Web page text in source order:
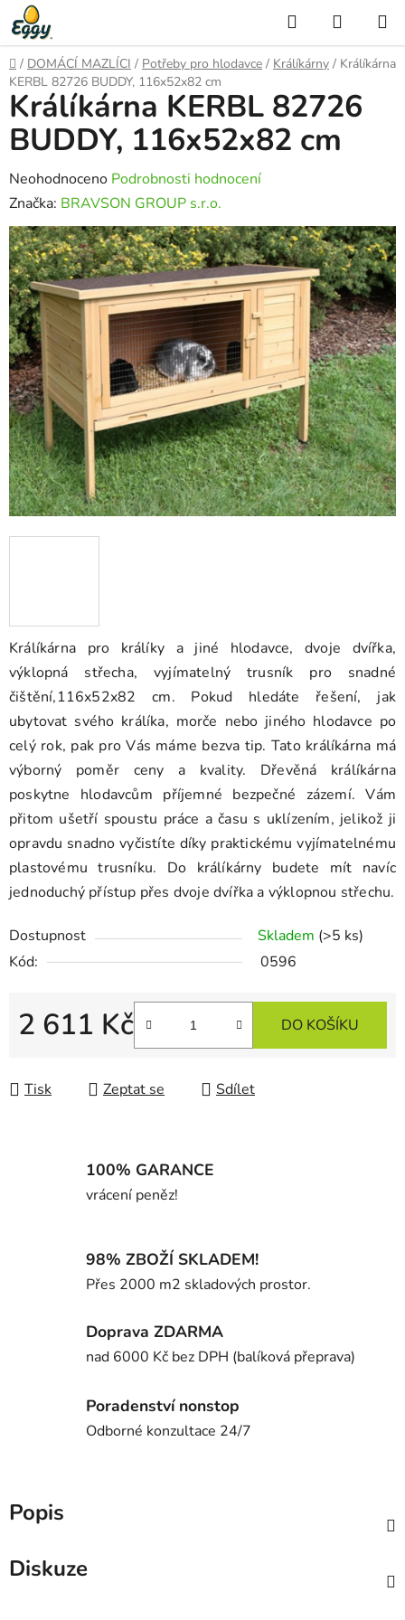
Přejít
na
obsah
Hledat
KOŠÍK
Domů
/ DOMÁCÍ MAZLÍCI / Potřeby pro hlodavce / Králíkárny / Králíkárna
KERBL 82726 BUDDY, 116x52x82 cm
Králíkárna pro králíky a jiné hlodavce, dvoje dvířka,
výklopná střecha, vyjímatelný trusník pro snadné
čištění,116x52x82 cm. Pokud hledáte řešení, jak
ubytovat svého králíka, morče nebo jiného hlodavce po
celý rok, pak pro Vás máme bezva tip. Tato králíkárna má
výborný poměr ceny a kvality. Dřevěná králíkárna
poskytne hlodavcům příjemné bezpečné zázemí. Vám
přitom ušetří spoustu práce a času s uklízením, jelikož ji
opravdu snadno vyčistíte díky praktickému vyjímatelnému
plastovému trusníku. Do králíkárny budete mít navíc
jednoduchý přístup přes dvoje dvířka a výklopnou střechu.
Dostupnost Skladem (>5 ks)
Kód:
0596
2 611 Kč DO KOŠÍKU
Tisk Zeptat se Sdílet
Králíkárna KERBL 82726
BUDDY, 116x52x82 cm
Průměrné
hodnocení
produktu
je
0,0
z
5
hvězdiček.
Neohodnoceno Podrobnosti hodnocení
Značka: BRAVSON GROUP s.r.o.
100% GARANCE
vrácení peněz!
98% ZBOŽÍ SKLADEM!
Přes 2000 m2 skladových prostor.
Doprava ZDARMA
nad 6000 Kč bez DPH (balíková přeprava)
Poradenství nonstop
Odborné konzultace 24/7
Popis
Diskuze